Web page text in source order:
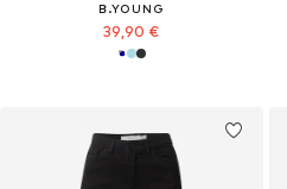
B.YOUNG
39,90 €